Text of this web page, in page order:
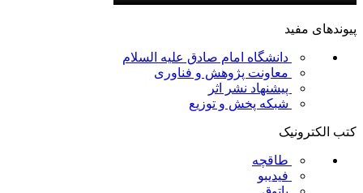
پیوندهای مفید
دانشگاه امام صادق علیه السلام
معاونت پژوهش و فناوری
پیشنهاد نشر اثر
شبکه پخش و توزیع
کتب الکترونیک
طاقچه
فیدیبو